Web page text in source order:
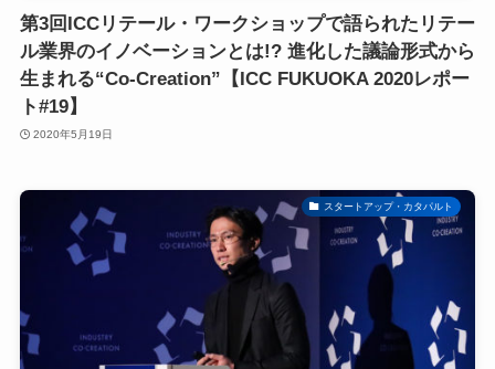
第3回ICCリテール・ワークショップで語られたリテー
ル業界のイノベーションとは!? 進化した議論形式から
生まれる“Co-Creation”【ICC FUKUOKA 2020レポー
ト#19】
2020年5月19日
スタートアップ・カタパルト